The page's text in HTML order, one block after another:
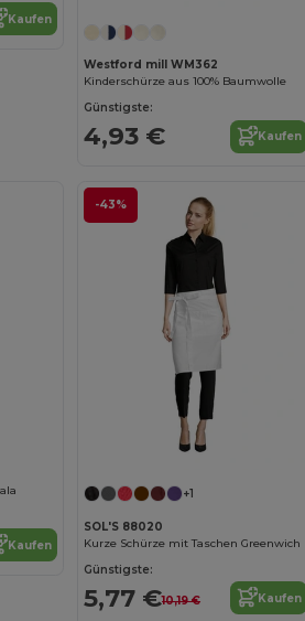
Kaufen
Westford mill WM362
Kinderschürze aus 100% Baumwolle
Günstigste:
4,93 € Kaufen
Kaufen
-43%
+1
SOL'S 88020
Kurze Schürze mit Taschen Greenwich
Günstigste:
5,77 €10,19 € Kaufen